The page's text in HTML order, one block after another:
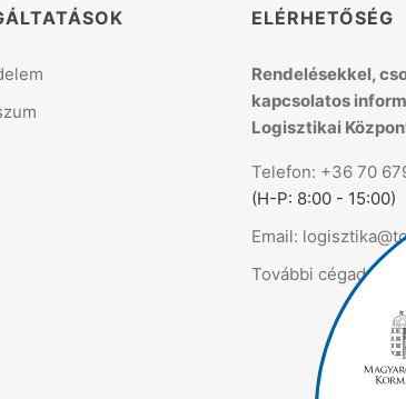
ELÉRHETŐSÉG
Rendelésekkel,
kapcsolatos
Logisztikai
Telefon: +36 70
(H-P: 8:00 - 15:00)
Email:
További cégadatok